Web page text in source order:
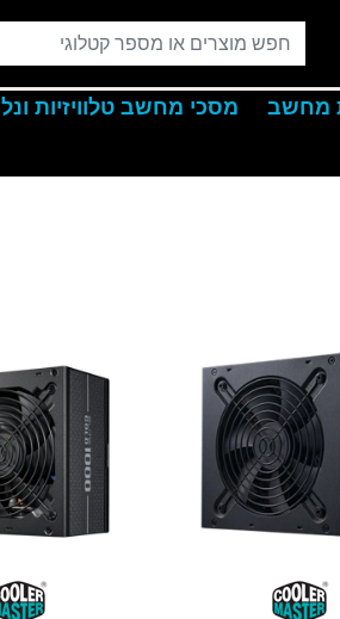
מחשב מסכי מחשב טלוויזיות